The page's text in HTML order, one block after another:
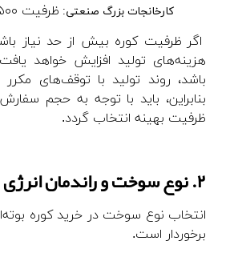
کارخانجات بزرگ صنعتی: ظرفیت ۵۰۰ کیلوگرم به بالا.
اگر ظرفیت کوره بیش از حد نیاز
هزینه‌های تولید افزایش خواهد
باشد، روند تولید با توقف‌های
بنابراین، باید با توجه به حجم
ظرفیت بهینه انتخاب گردد.
۲. نوع سوخت و راندمان انرژی
انتخاب نوع سوخت در خرید کوره
برخوردار است.